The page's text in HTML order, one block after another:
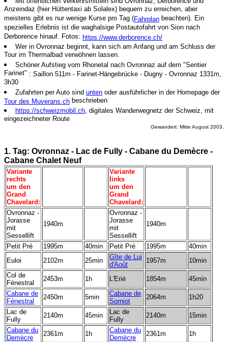
Anzeindaz (hier Hüttentaxi ab Solalex) bequem zu erreichen, aber
meistens gibt es nur wenige Kurse pro Tag (Fahrplan beachten). Ein
spezielles Erlebnis ist die waghalsige Postautofahrt von Sion nach
Derborence hinauf. Fotos: https://www.derborence.ch/
Wer in Ovronnaz beginnt, kann sich am Anfang und am Schluss der
Tour im Thermalbad verwöhnen lassen.
Schöner Aufstieg vom Rhonetal nach Ovronnaz auf dem "Sentier
Farinet" : Saillon 511m - Farinet-Hängebrücke - Dugny - Ovronnaz 1331m,
3h30
Zufahrten per Auto sind unten oder ausführlicher in der Homepage der
Tour des Muverans.ch beschrieben
https://schweizmobil.ch , digitales Wanderwegnetz der Schweiz, mit
eingezeichneter Route
Gewandert: Mitte August 2003.
1. Tag: Ovronnaz - Lac de Fully - Cabane du Demècre -
Cabane Chalet Neuf
Variante
rechts
um den
Grand
Chavelard:
Variante
links
um den
Grand
Chavelard:
Ovronnaz -
Jorasse
mit
Sessellift
1940m
Ovronnaz -
Jorasse
mit
Sessellift
1940m
Petit Pré 1995m 40min Petit Pré 1995m
40min
Euloi
2102m 25min
Gîte de Lui
d'Août
1957m
10min
Col de
Fénestral
2453m 1h L'Erié 1854m
45min
Cabane de
Fénestral
2450m 5min
Cabane de
Sorniot
2064m
1h20
Lac de
Fully
2140m 45min
Lac de
Fully
2140m
15min
Cabane du
Demècre
2361m 1h
Cabane du
Demècre
2361m
1h